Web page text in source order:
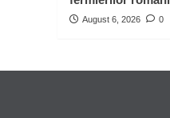
August 6, 2026 0